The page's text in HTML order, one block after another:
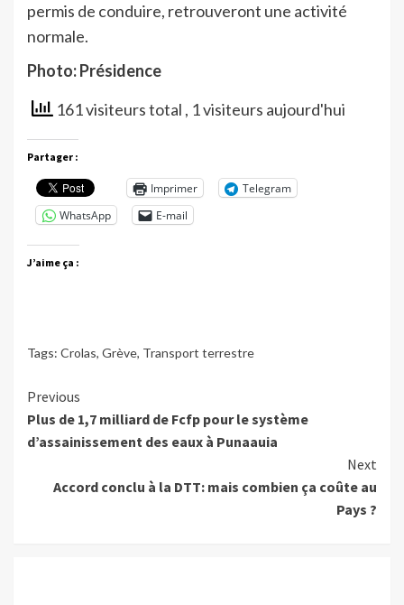
permis de conduire, retrouveront une activité
normale.
Photo: Présidence
161 visiteurs total , 1 visiteurs aujourd'hui
Partager :
Imprimer
Telegram
WhatsApp
E-mail
J’aime ça :
Tags: Crolas, Grève, Transport terrestre
Continue
Reading
Previous
Plus de 1,7 milliard de Fcfp pour le système
d’assainissement des eaux à Punaauia
Next
Accord conclu à la DTT: mais combien ça coûte au
Pays ?